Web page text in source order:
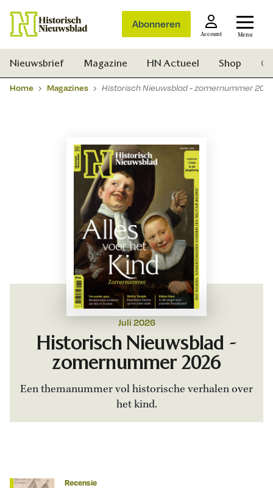
Abonneren
Account Menu
Zoek
Nieuwsbrief Magazine HN Actueel Shop
Home Magazines Historisch Nieuwsblad - zomernummer
Juli 2026
Historisch Nieuwsblad -
zomernummer 2026
Een themanummer vol historische verhalen over
het kind.
Recensie